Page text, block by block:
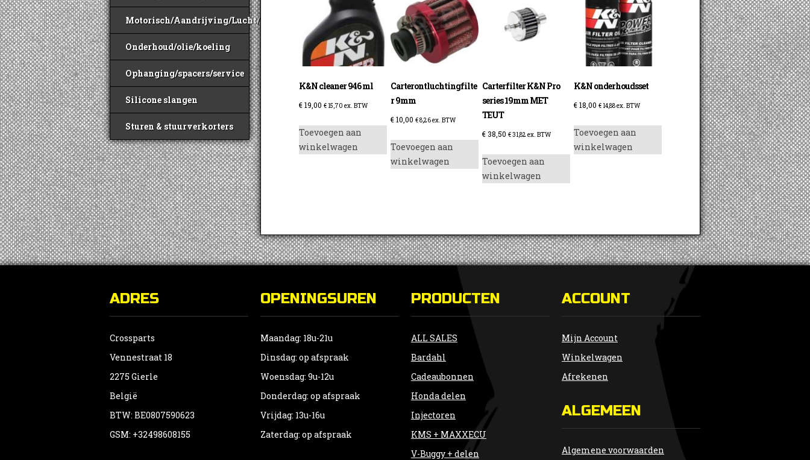
Motorisch/Aandrijving/Lucht/Benzine
Onderhoud/olie/koeling
Ophanging/spacers/service
Silicone slangen
Sturen & stuurverkorters
K&N cleaner 946 ml
€19,00 € 15,70 ex. BTW
Toevoegen aan
winkelwagen
Carterontluchtingfilte
r 9mm
€10,00 €8,26ex. BTW
Toevoegen aan
winkelwagen
Carterfilter K&N Pro
series 19mm MET
TEUT
€38,50 €31,82 ex. BTW
Toevoegen aan
winkelwagen
K&N onderhoudsset
€18,00 €14,88ex. BTW
Toevoegen aan
winkelwagen
ADRES
Crossparts
Vennestraat 18
2275 Gierle
België
BTW: BE0807590623
GSM: +32498608155
OPENINGSUREN
Maandag: 18u-21u
Dinsdag: op afspraak
Woensdag: 9u-12u
Donderdag: op afspraak
Vrijdag: 13u-16u
Zaterdag: op afspraak
PRODUCTEN
ALL SALES
Bardahl
Cadeaubonnen
Honda delen
Injectoren
KMS + MAXXECU
V-Buggy + delen
ACCOUNT
Mijn Account
Winkelwagen
Afrekenen
ALGEMEEN
Algemene voorwaarden